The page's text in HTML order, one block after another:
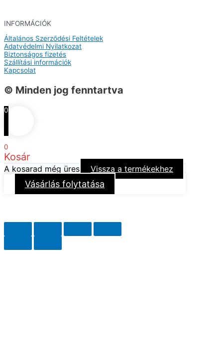
INFORMÁCIÓK
Általános Szerződési Feltételek
Adatvédelmi Nyilatkozat
Biztonságos fizetés
Szállítási információk
Kapcsolat
© Minden jog fenntartva
0
0
Kosár
A kosarad még üres Vissza a termékekhez
Vásárlás folytatása